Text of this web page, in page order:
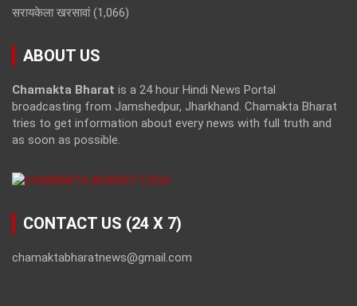
सरायकेला खरसावां(1,066)
ABOUT US
Chamakta Bharat is a 24 hour Hindi News Portal
broadcasting from Jamshedpur, Jharkhand. Chamakta Bharat
tries to get information about every news with full truth and
as soon as possible.
CONTACT US (24 X 7)
chamaktabharatnews@gmail.com